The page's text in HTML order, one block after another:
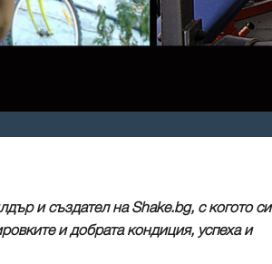
и създател на Shake.bg, с когото си
и добрата кондиция, успеха и